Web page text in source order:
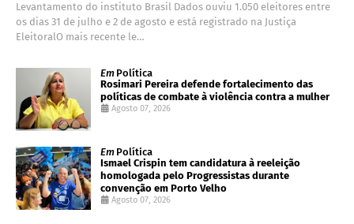
Levantamento do instituto Brasil Dados ouviu 1.050 eleitores entre
os dias 31 de julho e 2 de agosto e está registrado na Justiça
EleitoralO mais recente le…
Em Política
Rosimari Pereira defende fortalecimento das
políticas de combate à violência contra a mulher
Agosto 07, 2026
Em Política
Ismael Crispin tem candidatura à reeleição
homologada pelo Progressistas durante
convenção em Porto Velho
Agosto 07, 2026